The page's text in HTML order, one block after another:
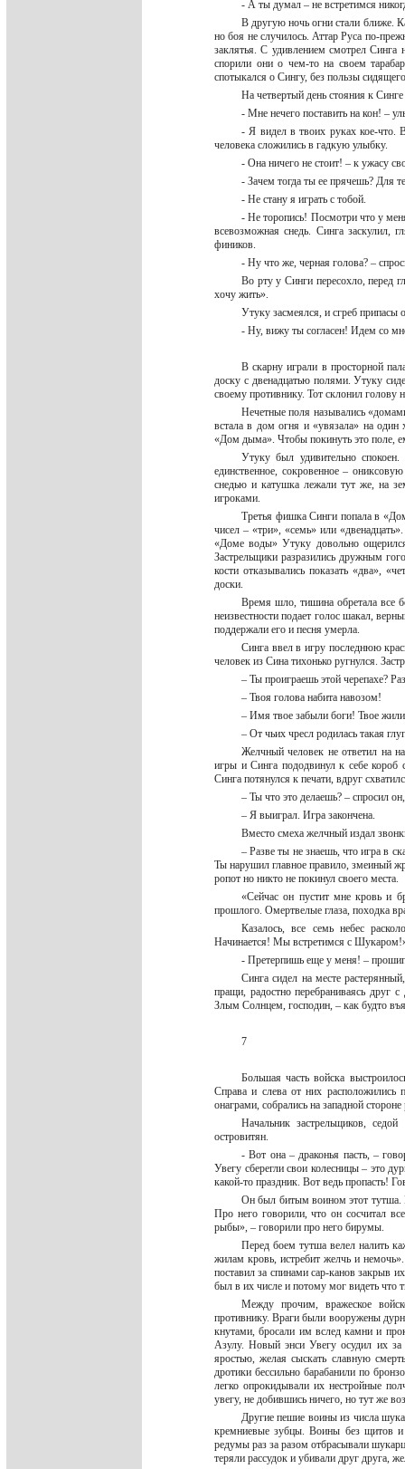
- А ты думал – не встретимся
В другую ночь огни стали ближе.
но боя не случилось. Аттар Руса по-
заклятья. С удивлением смотрел
спорили они о чем-то на своем
спотыкался о Сингу, без пользы
На четвертый день стояния к
- Мне нечего поставить на кон! –
- Я видел в твоих руках кое-что.
человека сложились в гадкую улыбку.
- Она ничего не стоит! – к ужасу
- Зачем тогда ты ее прячешь? Для
- Не стану я играть с тобой.
- Не торопись! Посмотри что у
всевозможная снедь. Синга заскулил,
фиников.
- Ну что же, черная голова? –
Во рту у Синги пересохло, перед
хочу жить».
Утуку засмеялся, и сгреб припасы
- Ну, вижу ты согласен! Идем со
В скарну играли в просторной
доску с двенадцатью полями. Утуку
своему противнику. Тот склонил голову
Нечетные поля назывались
встала в дом огня и «увязала» на
«Дом дыма». Чтобы покинуть это поле,
Утуку был удивительно
единственное, сокровенное –
снедью и катушка лежали тут же, на
игроками.
Третья фишка Синги попала в
чисел – «три», «семь» или
«Доме воды» Утуку довольно
Застрельщики разразились дружным
кости отказывались показать «два»,
доски.
Время шло, тишина обретала все
неизвестности подает голос шакал,
поддержали его и песня умерла.
Синга ввел в игру последнюю
человек из Сина тихонько ругнулся.
– Ты проиграешь этой черепахе?
– Твоя голова набита навозом!
– Имя твое забыли боги! Твое
– От чьих чресл родилась такая
Желчный человек не ответил на
игры и Синга пододвинул к себе
Синга потянулся к печати, вдруг
– Ты что это делаешь? – спросил
– Я выиграл. Игра закончена.
Вместо смеха желчный издал
– Разве ты не знаешь, что игра в
Ты нарушил главное правило, змеиный
ропот но никто не покинул своего места.
«Сейчас он пустит мне кровь и
прошлого. Омертвелые глаза, походка
Казалось, все семь небес
Начинается! Мы встретимся с
- Претерпишь еще у меня! –
Синга сидел на месте
пращи, радостно перебраниваясь друг
Злым Солнцем, господин, – как будто
7
Большая часть войска
Справа и слева от них расположились
онаграми, собрались на западной
Начальник застрельщиков,
островитян.
- Вот она – драконья пасть, –
Увегу сберегли свои колесницы – это
какой-то праздник. Вот ведь пропасть!
Он был битым воином этот тутша.
Про него говорили, что он сосчитал
рыбы», – говорили про него бирумы.
Перед боем тутша велел налить
жилам кровь, истребит желчь и
поставил за спинами сар-канов закрыв
был в их числе и потому мог видеть что
Между прочим, вражеское
противнику. Враги были вооружены
кнутами, бросали им вслед камни и
Азулу. Новый энси Увегу осудил их за
яростью, желая сыскать славную
дротики бессильно барабанили по
легко опрокидывали их нестройные
увегу, не добившись ничего, но тут же
Другие пешие воины из числа
кремниевые зубцы. Воины без щитов и
редумы раз за разом отбрасывали
теряли рассудок и убивали друг друга,